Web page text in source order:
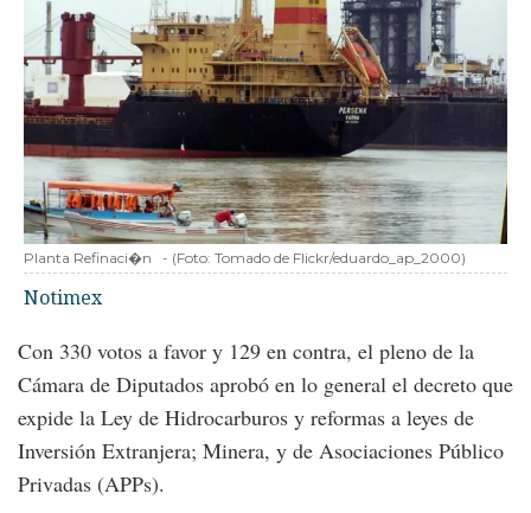
Planta Refinaci�n - (Foto: Tomado de Flickr/eduardo_ap_2000)
Notimex
Con 330 votos a favor y 129 en contra, el pleno de la
Cámara de Diputados aprobó en lo general el decreto que
expide la Ley de Hidrocarburos y reformas a leyes de
Inversión Extranjera; Minera, y de Asociaciones Público
Privadas (APPs).